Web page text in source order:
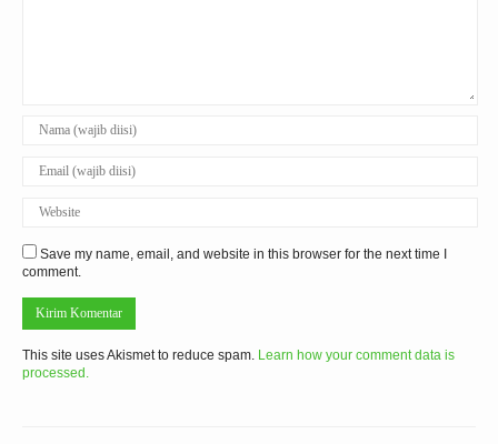
Save my name, email, and website in this browser for the next time I
comment.
This site uses Akismet to reduce spam. Learn how your comment data is
processed.